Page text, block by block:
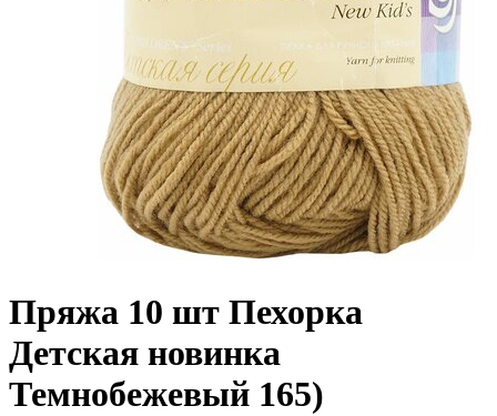
Пряжа 10 шт Пехорка
Детская новинка
Темнобежевый 165)